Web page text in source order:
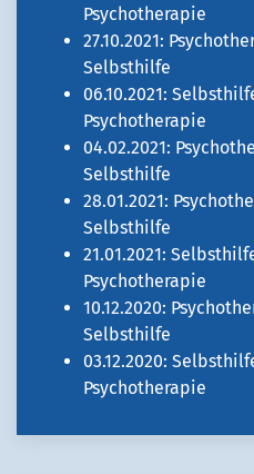
Psychotherapie
27.10.2021:
Selbsthilfe
06.10.2021:
Psychotherapie
04.02.2021:
Selbsthilfe
28.01.2021:
Selbsthilfe
21.01.2021:
Psychotherapie
10.12.2020:
Selbsthilfe
03.12.2020:
Psychotherapie